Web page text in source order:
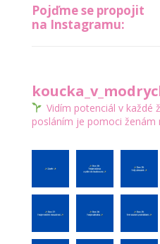
Pojďme se propojit
na Instagramu:
Vidím potenciál v každé
posláním je pomoci ženám